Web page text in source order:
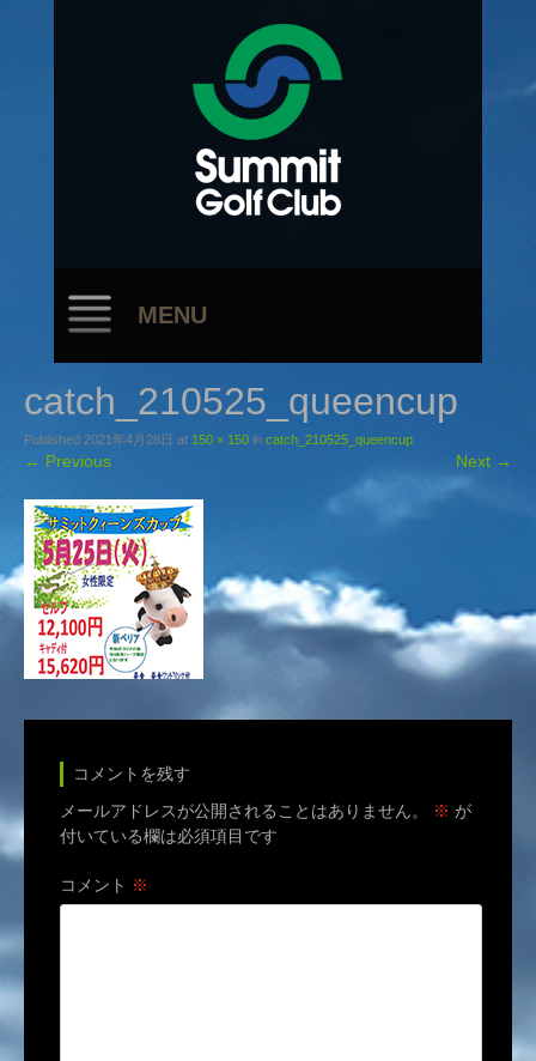
MENU
catch_210525_queencup
Published 2021年4月28日 at 150 × 150 in catch_210525_queencup
← Previous Next →
コメントを残す
メールアドレスが公開されることはありません。
※ が
付いている欄は必須項目です
コメント ※